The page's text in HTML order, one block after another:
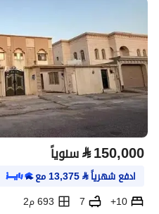
⃁150,000 سنوياً
ادفع شهرياً⃁
13,375مع
10+
7
693 م2